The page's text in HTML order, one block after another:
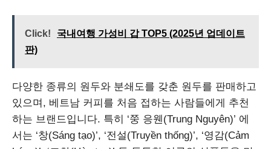
Click!
국내여행 가성비 갑 TOP5 (2025년 업데이트
판)
다양한 종류의 원두와 분쇄도를 갖춘 원두를 판매하고
있으며, 베트남 커피를 처음 접하는 사람들에게 추천
하는 브랜드입니다. 특히 ‘쭝 응웬(Trung Nguyên)’ 에
서는 ‘창(Sáng tạo)’, ‘전설(Truyền thống)’, ‘영감(Cảm